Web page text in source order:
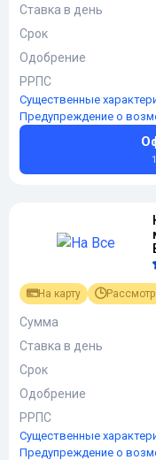
Ставка в день
Срок
Одобрение
РРПС
Существенные
Предупреждение о
На карту
Сумма
Ставка в день
Срок
Одобрение
РРПС
Существенные
Предупреждение о